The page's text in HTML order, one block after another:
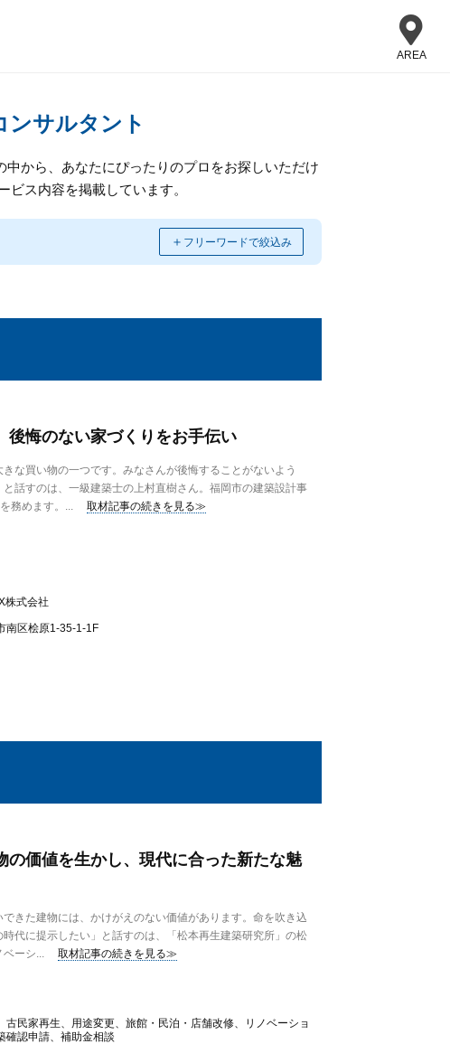
AREA
ンサルタント
から、あなたにぴったりのプロをお探しいただけ
ス内容を掲載しています。
＋ フリーワードで絞込み
後悔のない家づくりをお手伝い
な買い物の一つです。みなさんが後悔することがないよう
話すのは、一級建築士の上村直樹さん。福岡市の建築設計事
務めます。...
取材記事の続きを見る≫
株式会社
南区桧原1-35-1-1F
の価値を生かし、現代に合った新たな魅
きた建物には、かけがえのない価値があります。命を吹き込
代に提示したい」と話すのは、「松本再生建築研究所」の松
ベーシ...
取材記事の続きを見る≫
古民家再生、用途変更、旅館・民泊・店舗改修、リノベーショ
確認申請、補助金相談